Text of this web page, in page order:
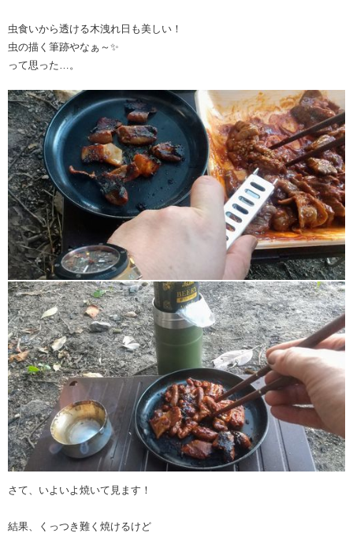
虫食いから透ける木洩れ日も美しい！
虫の描く筆跡やなぁ～✨
って思った…。
さて、いよいよ焼いて見ます！
結果、くっつき難く焼けるけど